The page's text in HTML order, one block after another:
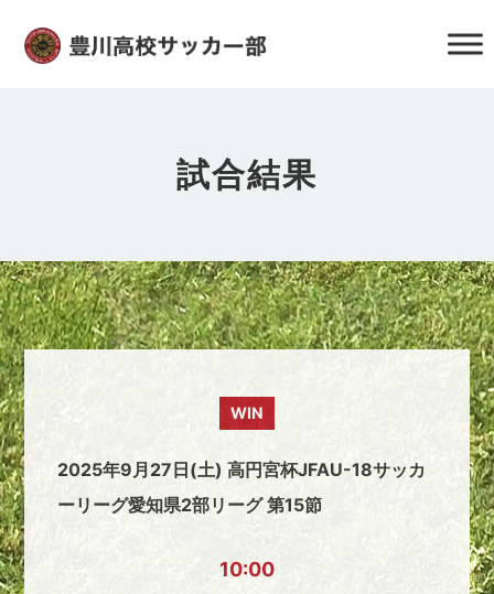
試合結果
WIN
2025年9月27日(土) 高円宮杯JFAU-18サッカ
ーリーグ愛知県2部リーグ 第15節
10:00